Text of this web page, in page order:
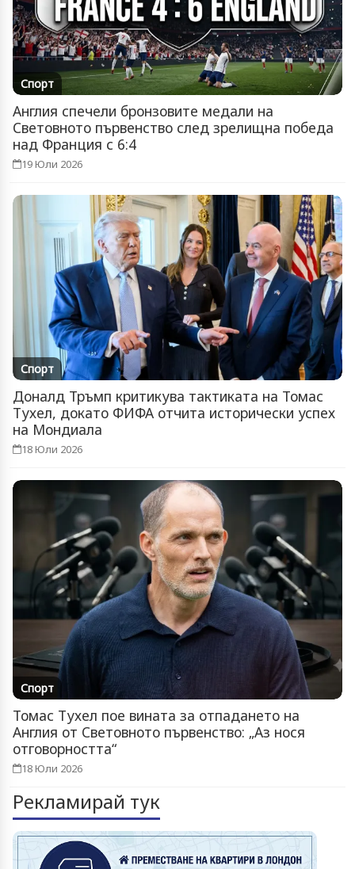
Спорт
Англия спечели бронзовите медали на
Световното първенство след зрелищна победа
над Франция с 6:4
19 Юли 2026
Спорт
Доналд Тръмп критикува тактиката на Томас
Тухел, докато ФИФА отчита исторически успех
на Мондиала
18 Юли 2026
Спорт
Томас Тухел пое вината за отпадането на
Англия от Световното първенство: „Аз нося
отговорността“
18 Юли 2026
Рекламирай тук